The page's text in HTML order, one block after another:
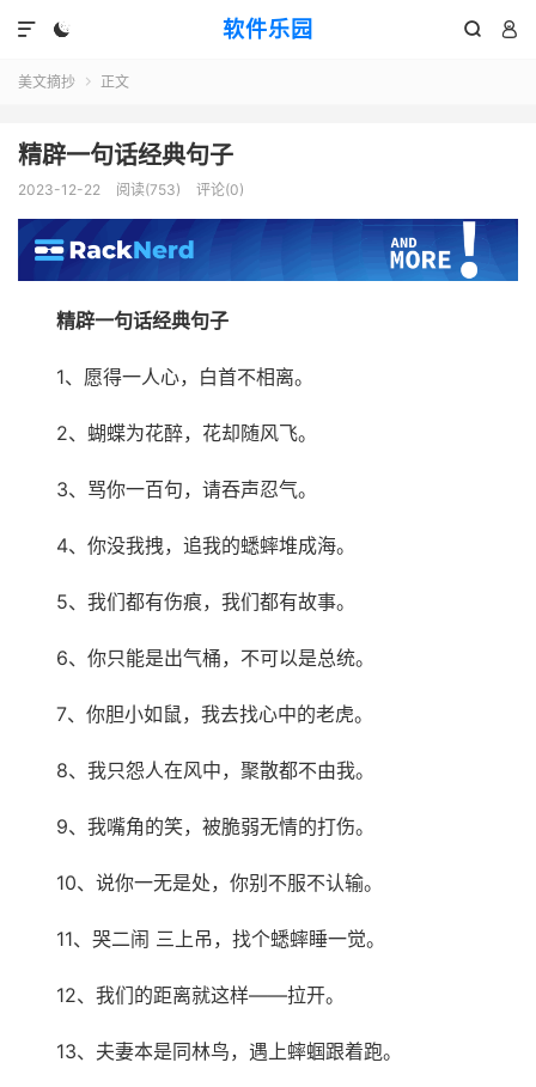
软件乐园 
 

美文摘抄  正文
精辟一句话经典句子
2023-12-22 阅读(753) 评论(0)
精辟一句话经典句子
1、愿得一人心，白首不相离。
2、蝴蝶为花醉，花却随风飞。
3、骂你一百句，请吞声忍气。
4、你没我拽，追我的蟋蟀堆成海。
5、我们都有伤痕，我们都有故事。
6、你只能是出气桶，不可以是总统。
7、你胆小如鼠，我去找心中的老虎。
8、我只怨人在风中，聚散都不由我。
9、我嘴角的笑，被脆弱无情的打伤。
10、说你一无是处，你别不服不认输。
11、哭二闹 三上吊，找个蟋蟀睡一觉。
12、我们的距离就这样——拉开。
13、夫妻本是同林鸟，遇上蟀蝈跟着跑。